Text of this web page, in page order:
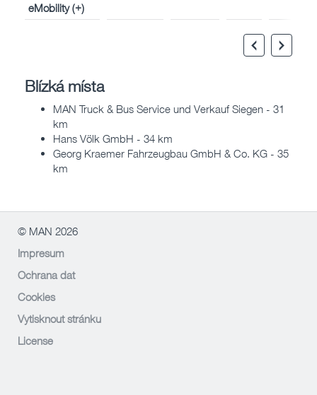
eMobility (+)
Blízká místa
MAN Truck & Bus Service und Verkauf Siegen - 31
km
Hans Völk GmbH - 34 km
Georg Kraemer Fahrzeugbau GmbH & Co. KG - 35
km
© MAN 2026
Impresum
Ochrana dat
Cookies
Vytisknout stránku
License